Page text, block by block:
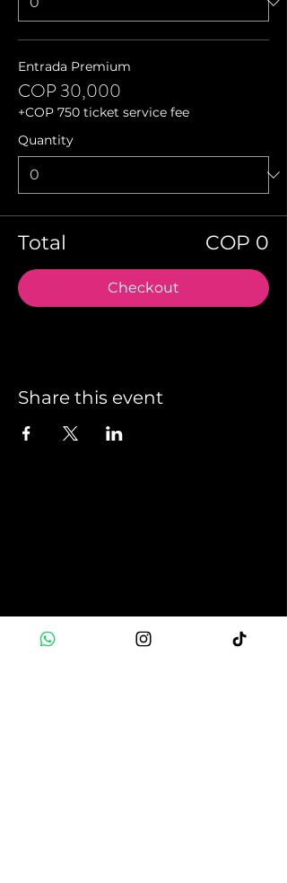
Entrada Premium
COP 30,000
+COP 750 ticket service fee
Quantity
Total COP 0
Checkout
Share this event